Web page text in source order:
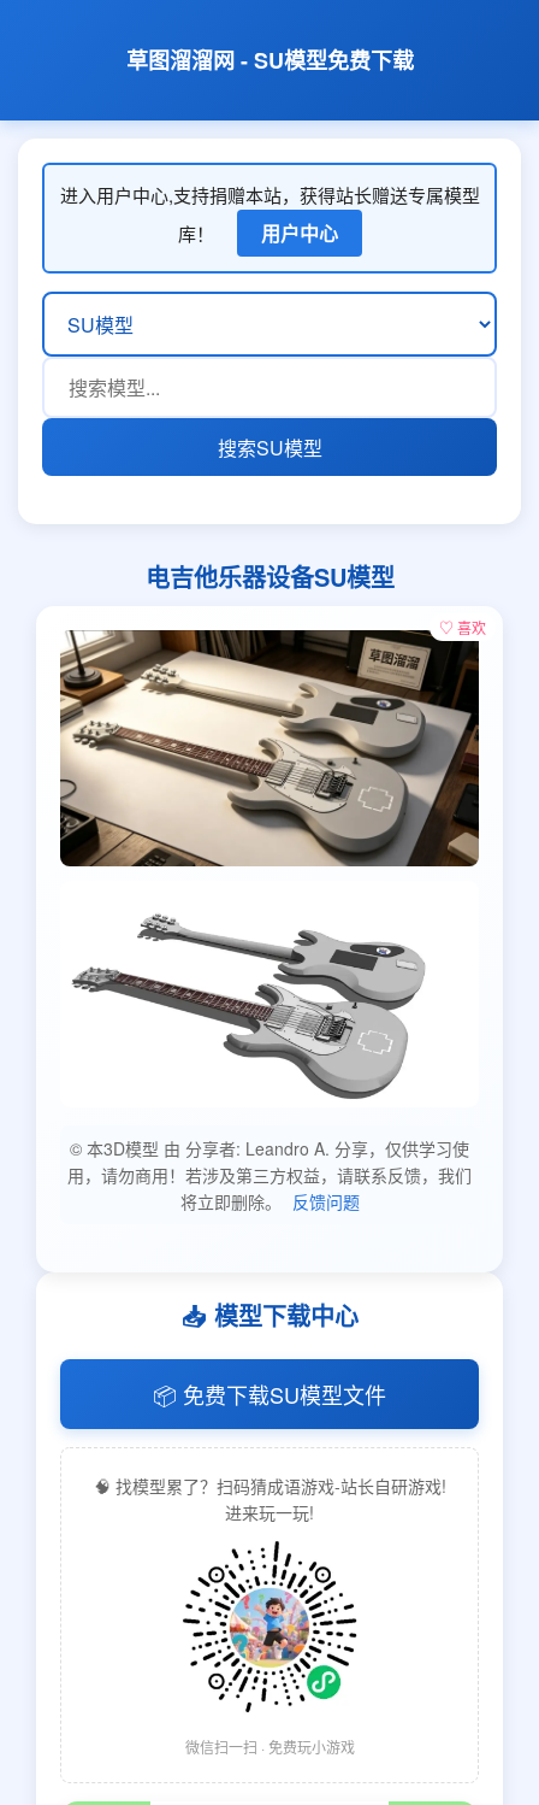
草图溜溜网 - SU模型免费下载
进入用户中心,支持捐赠本站，获得站长赠送专属模型
库！
用户中心
搜索SU模型
电吉他乐器设备SU模型
♡ 喜欢
© 本3D模型 由 分享者: Leandro A. 分享，仅供学习使
用，请勿商用！若涉及第三方权益，请联系反馈，我们
将立即删除。
反馈问题
📥 模型下载中心
📦 免费下载SU模型文件
🧠 找模型累了？扫码猜成语游戏-站长自研游戏!
进来玩一玩!
微信扫一扫 · 免费玩小游戏